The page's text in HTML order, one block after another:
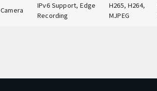
Camera
IPv6 Support, Edge
Recording
H265, H264,
MJPEG